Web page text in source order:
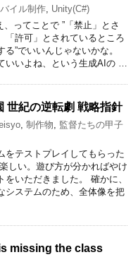
イル制作 Unity(C#)
、ってことで ”「禁止」とさ
「許可」とされているところ
”でいいんじゃないかな。
いいよね、という生成AIの …
世紀の逆転劇 戦略指針
制作物
監督たちの甲子
をテストプレイしてもらった
しい。遊び方が分かればやけ
をいただきました。 確かに、
システムのため、全体像を把
missing the class